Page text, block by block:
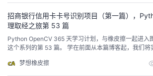
招商银行信用卡卡号识别项目（第一篇），
理取经之旅第 53 篇
Python OpenCV 365 天学习计划，与橡皮擦一起进入
这个系列的第 53 篇。 学在前面从本篇博客起，我们将
加油吧。本文的目标是最终获取一套招商银行卡，0~9
数字，我们需要提取出来，便于后续模板匹配使用。不
梦想橡皮擦